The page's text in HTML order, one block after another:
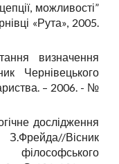
можливості”
«Рута», 2005.
визначення
Чернівецького
– 2006. - №
дослідження
Вісник
філософського